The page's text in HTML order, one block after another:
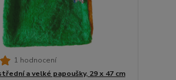
1 hodnocení
a velké papoušky, 29 x 47 cm